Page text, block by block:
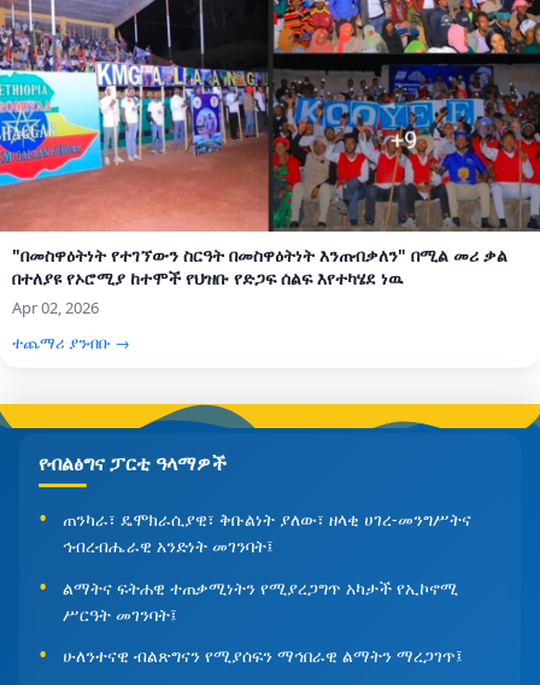
"በመስዋዕትነት የተገኘውን ስርዓት በመስዋዕትነት እንጠብቃለን" በሚል መሪ ቃል
በተለያዩ የኦሮሚያ ከተሞች የህዝቡ የድጋፍ ሰልፍ እየተካሄደ ነዉ
Apr 02, 2026
ተጨማሪ ያንብቡ →
የብልፅግና ፓርቲ ዓላማዎች
ጠንካራ፣ ዴሞክራሲያዊ፣ ቅቡልነት ያለው፣ ዘላቂ ሀገረ-መንግሥትና
ኅብረብሔራዊ አንድነት መገንባት፤
ልማትና ፍትሐዊ ተጠቃሚነትን የሚያረጋግጥ አካታች የኢኮኖሚ
ሥርዓት መገንባት፤
ሁለንተናዊ ብልጽግናን የሚያሰፍን ማኅበራዊ ልማትን ማረጋገጥ፤